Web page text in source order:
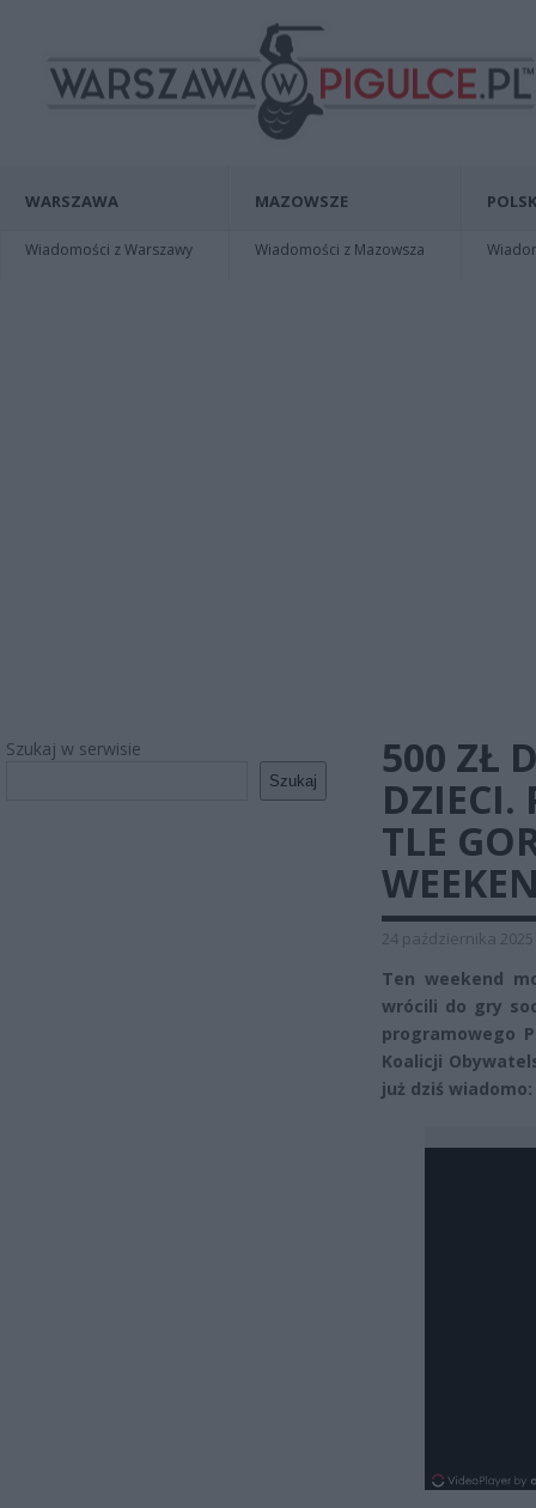
WARSZAWA
Wiadomości z Warszawy
MAZOWSZE
Wiadomości z Mazowsza
Szukaj w serwisie
Szukaj
500 ZŁ
DZIECI.
TLE
24 października 2025
Ten weekend
wrócili do gry
programowego
Koalicji
już dziś